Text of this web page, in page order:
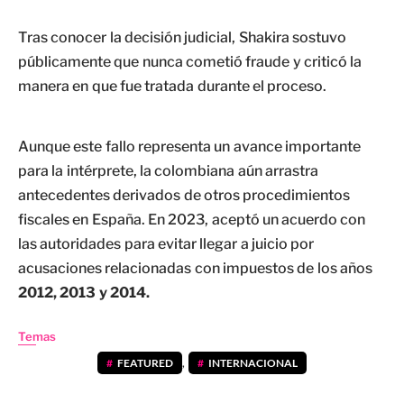
Tras conocer la decisión judicial, Shakira sostuvo
públicamente que nunca cometió fraude y criticó la
manera en que fue tratada durante el proceso.
Aunque este fallo representa un avance importante
para la intérprete, la colombiana aún arrastra
antecedentes derivados de otros procedimientos
fiscales en España. En 2023, aceptó un acuerdo con
las autoridades para evitar llegar a juicio por
acusaciones relacionadas con impuestos de los años
2012, 2013 y 2014.
Temas
FEATURED , INTERNACIONAL